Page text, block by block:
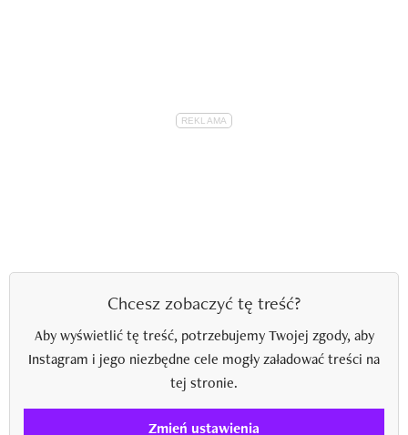
Chcesz zobaczyć tę treść?
Aby wyświetlić tę treść, potrzebujemy Twojej zgody, aby
Instagram i jego niezbędne cele mogły załadować treści na
tej stronie.
Zmień ustawienia